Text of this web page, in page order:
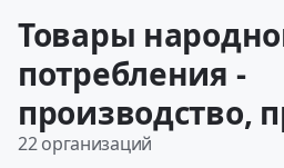
Товары
потребления -
производство,
22 организаций